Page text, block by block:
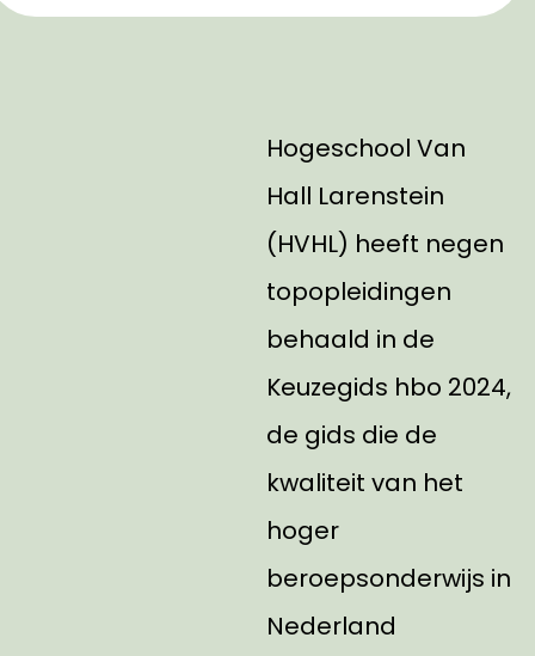
Hogeschool Van
Hall Larenstein
(HVHL) heeft negen
topopleidingen
behaald in de
Keuzegids hbo 2024,
de gids die de
kwaliteit van het
hoger
beroepsonderwijs in
Nederland